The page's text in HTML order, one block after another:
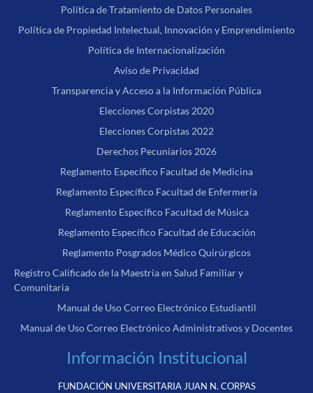
Política de Tratamiento de Datos Personales
Política de Propiedad Intelectual, Innovación y Emprendimiento
Política de Internacionalización
Aviso de Privacidad
Transparencia y Acceso a la Información Pública
Elecciones Corpistas 2020
Elecciones Corpistas 2022
Derechos Pecuniarios 2026
Reglamento Específico Facultad de Medicina
Reglamento Específico Facultad de Enfermería
Reglamento Específico Facultad de Música
Reglamento Específico Facultad de Educación
Reglamento Posgrados Médico Quirúrgicos
Registro Calificado de la Maestría en Salud Familiar y
Comunitaria
Manual de Uso Correo Electrónico Estudiantil
Manual de Uso Correo Electrónico Administrativos y Docentes
Información Institucional
FUNDACIÓN UNIVERSITARIA JUAN N. CORPAS